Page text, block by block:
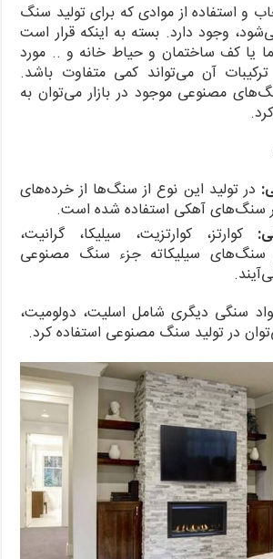
و استفاده از موادی که برای تولید سنگ
وجود دارد. بسته به اینکه قرار است
یا کف ساختمان و حیاط خانه و .. مورد
ترکیبات آن می‌تواند کمی متفاوت باشد.
مصنوعی موجود در بازار می‌توان به
در تولید این نوع از سنگ‌ها از خرده‌های
سنگ‌های آهکی استفاده شده است.
کوارتز، کوارتزیت، سیلیکا، گرانیت،
سنگ‌های سیلیکاته جزء سنگ مصنوعی
سنگی دیگری شامل اسلیت، دولومیت،
در تولید سنگ مصنوعی استفاده کرد.